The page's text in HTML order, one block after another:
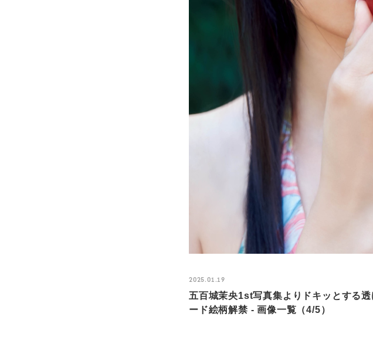
2025.01.19
五百城茉央1st写真集よりドキッとする
ード絵柄解禁 - 画像一覧（4/5）